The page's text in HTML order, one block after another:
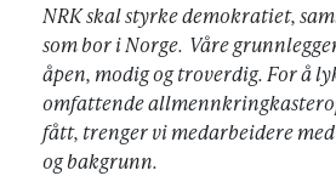
NRK skal styrke demokratiet,
som bor i Norge. Våre
åpen, modig og troverdig. For å
omfattende
fått, trenger vi medarbeidere
og bakgrunn.